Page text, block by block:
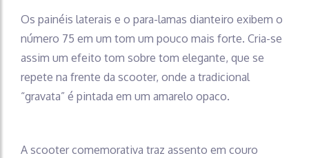
Os painéis laterais e o para-lamas dianteiro exibem o
número 75 em um tom um pouco mais forte. Cria-se
assim um efeito tom sobre tom elegante, que se
repete na frente da scooter, onde a tradicional
“gravata” é pintada em um amarelo opaco.
A scooter comemorativa traz assento em couro